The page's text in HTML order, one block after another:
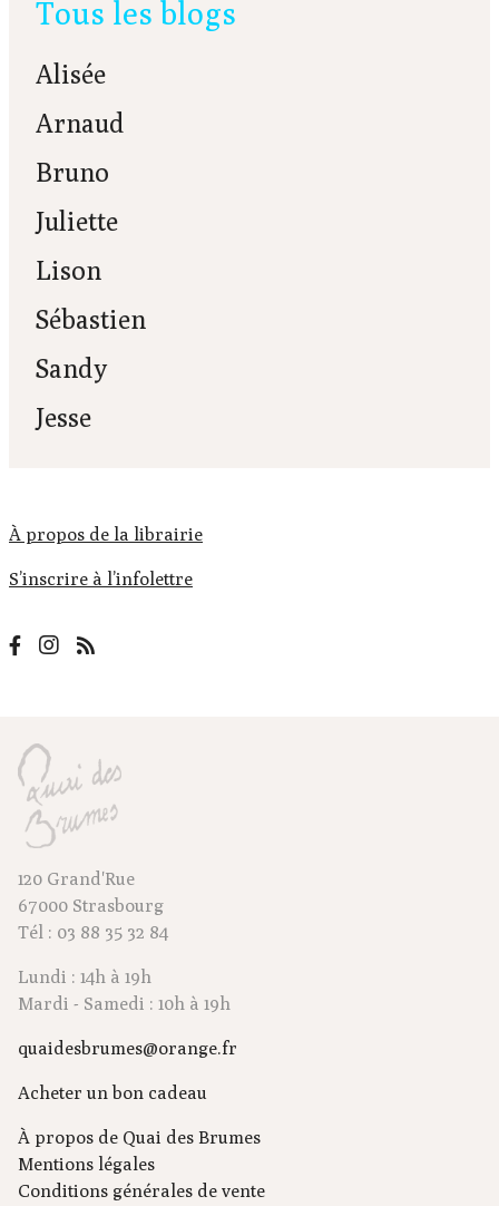
À propos de la librairie
S’inscrire à l’infolettre
Tous les blogs
Alisée
Arnaud
Bruno
Juliette
Lison
Sébastien
Sandy
Jesse
120 Grand'Rue
67000 Strasbourg
Tél : 03 88 35 32 84
Lundi : 14h à 19h
Mardi - Samedi : 10h à 19h
quaidesbrumes@orange.fr
Acheter un bon cadeau
À propos de Quai des Brumes
Mentions légales
Conditions générales de vente